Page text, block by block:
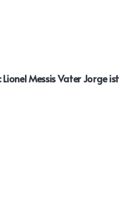
Messis Vater Jorge ist